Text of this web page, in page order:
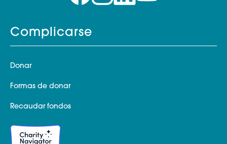
Complicarse
Donar
Formas de donar
Recaudar fondos